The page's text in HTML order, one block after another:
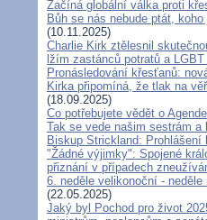
Začíná globální válka proti
Bůh se nás nebude ptát,
(10.11.2025)
Charlie Kirk ztělesnil
lžím zastánců potratů a
Pronásledování křesťanů:
Kirka připomíná, že tlak na
(18.09.2025)
Co potřebujete vědět o
Tak se vede našim sestrám a
Biskup Strickland: Prohlášení
"Žádné výjimky": Spojené
přiznání v případech
6. neděle velikonoční -
(22.05.2025)
Jaký byl Pochod pro život